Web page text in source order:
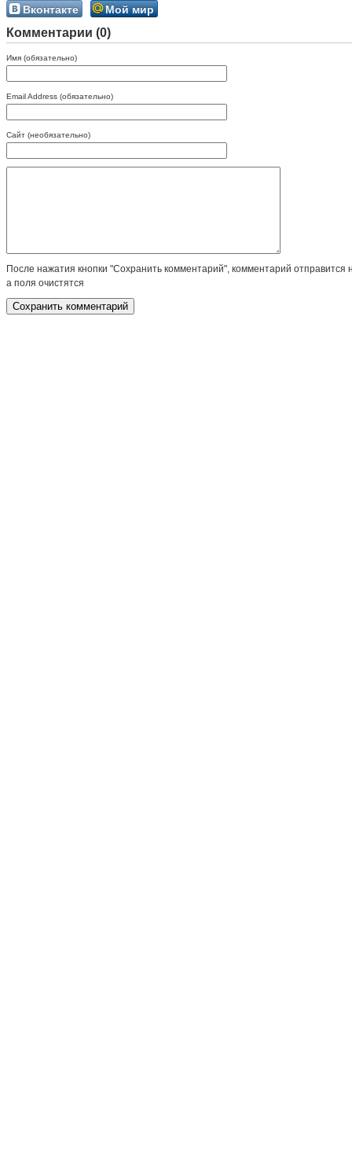
Вконтакте Мой мир
Комментарии (0)
Имя (обязательно)
Email Address (обязательно)
Сайт (необязательно)
После нажатия кнопки "Сохранить комментарий", комментарий отправится
а поля очистятся